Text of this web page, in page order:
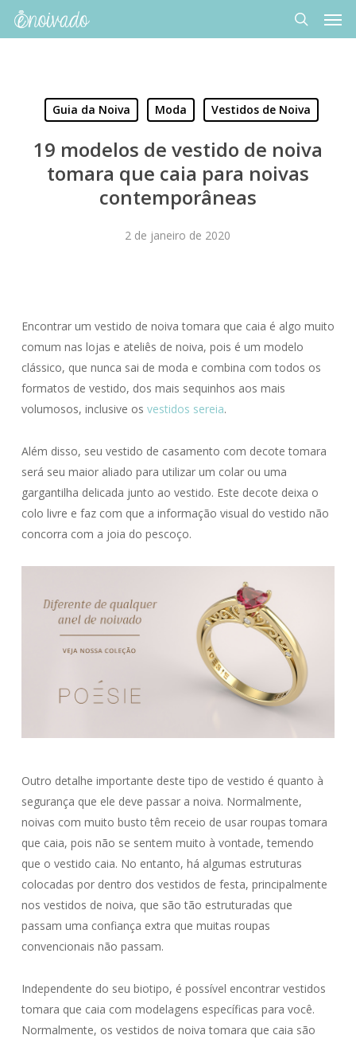
Skip
search
Guia da Noiva Moda Vestidos de Noiva
19 modelos de vestido de noiva
tomara que caia para noivas
contemporâneas
2 de janeiro de 2020
Encontrar um vestido de noiva tomara que caia é algo muito
comum nas lojas e ateliês de noiva, pois é um modelo
clássico, que nunca sai de moda e combina com todos os
formatos de vestido, dos mais sequinhos aos mais
volumosos, inclusive os vestidos sereia.
Além disso, seu vestido de casamento com decote tomara
será seu maior aliado para utilizar um colar ou uma
gargantilha delicada junto ao vestido. Este decote deixa o
colo livre e faz com que a informação visual do vestido não
concorra com a joia do pescoço.
Outro detalhe importante deste tipo de vestido é quanto à
segurança que ele deve passar a noiva. Normalmente,
noivas com muito busto têm receio de usar roupas tomara
que caia, pois não se sentem muito à vontade, temendo
que o vestido caia. No entanto, há algumas estruturas
colocadas por dentro dos vestidos de festa, principalmente
nos vestidos de noiva, que são tão estruturadas que
passam uma confiança extra que muitas roupas
convencionais não passam.
Independente do seu biotipo, é possível encontrar vestidos
tomara que caia com modelagens específicas para você.
Normalmente, os vestidos de noiva tomara que caia são